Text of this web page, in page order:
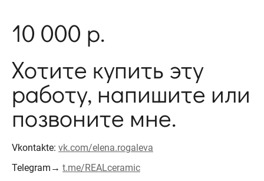
10 000 р.
Хотите купить эту
работу, напишите или
позвоните мне.
Vkontakte: vk.com/elena.rogaleva
Telegram→ t.me/REALceramic